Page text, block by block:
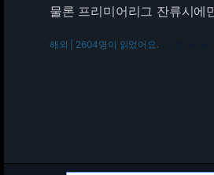
물론 프리미어리그 잔류시에
해외 | 2604명이 읽었어요.